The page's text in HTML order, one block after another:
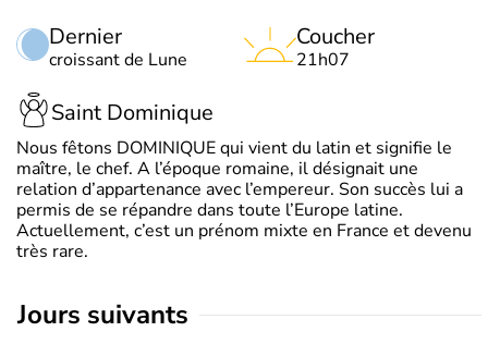
Dernier
croissant de Lune
Coucher
21h07
Saint Dominique
Nous fêtons DOMINIQUE qui vient du latin et signifie le
maître, le chef. A l’époque romaine, il désignait une
relation d’appartenance avec l’empereur. Son succès lui a
permis de se répandre dans toute l’Europe latine.
Actuellement, c’est un prénom mixte en France et devenu
très rare.
jours suivants